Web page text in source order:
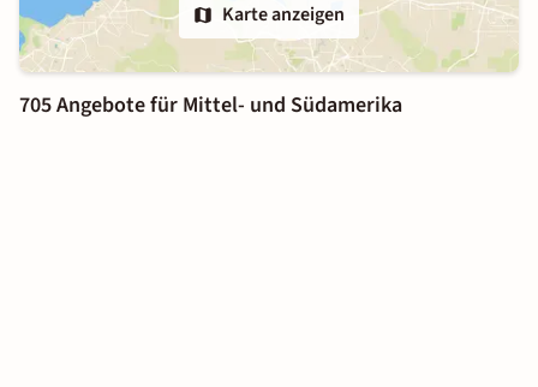
Karte anzeigen
705 Angebote für Mittel- und Südamerika